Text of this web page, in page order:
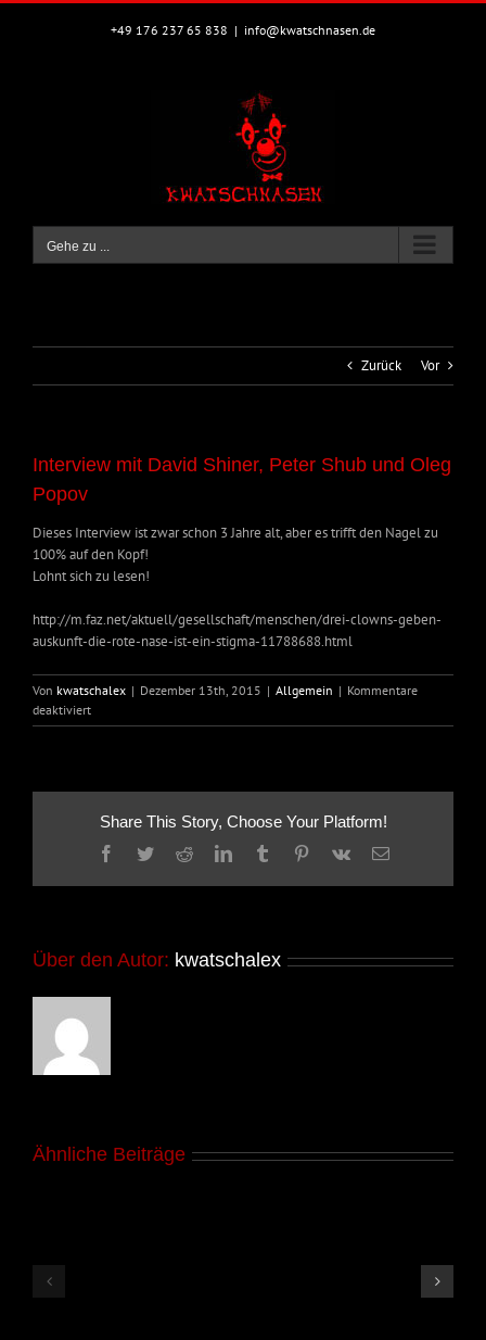
Zum
+49 176 237 65 838 | info@kwatschnasen.de
Gehe zu ...
Zurück Vor
Interview mit David Shiner, Peter Shub und Oleg
Popov
Dieses Interview ist zwar schon 3 Jahre alt, aber es trifft den Nagel zu
100% auf den Kopf!
Lohnt sich zu lesen!
http://m.faz.net/aktuell/gesellschaft/menschen/drei-clowns-geben-
auskunft-die-rote-nase-ist-ein-stigma-11788688.html
Von kwatschalex | Dezember 13th, 2015 | Allgemein | Kommentare
deaktiviertfür
Interview
Shub
und
Oleg
Popov
Share This Story, Choose Your Platform!
Facebook
TwitterRedditLinkedInTumblrPinterest
Vk
E-
Über den Autor: kwatschalex
Ähnliche Beiträge